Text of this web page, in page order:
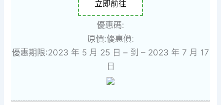
立即前往
優惠碼:
原價:優惠價:
優惠期限:2023 年 5 月 25 日 – 到 – 2023 年 7 月 17
日